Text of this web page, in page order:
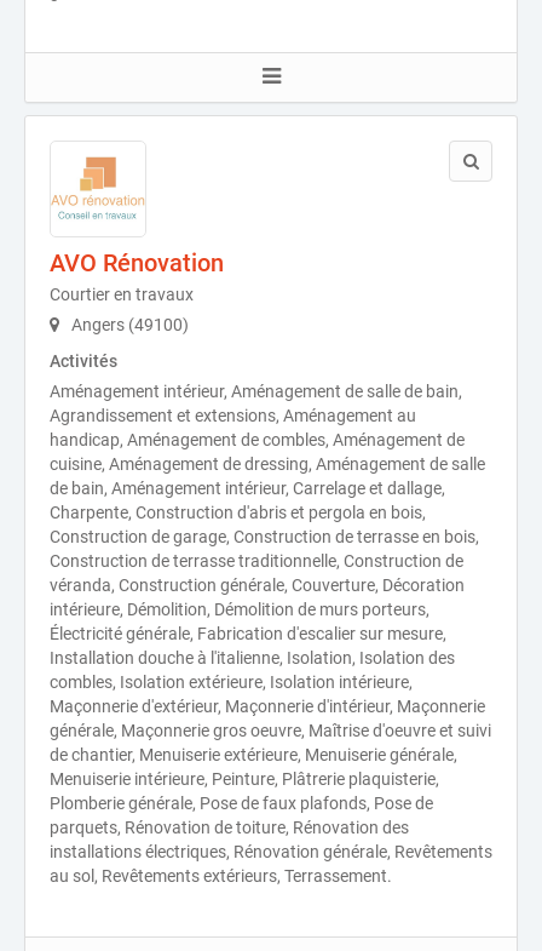
AVO Rénovation
Courtier en travaux
Angers (49100)
Activités
Aménagement intérieur, Aménagement de salle de bain,
Agrandissement et extensions, Aménagement au
handicap, Aménagement de combles, Aménagement de
cuisine, Aménagement de dressing, Aménagement de salle
de bain, Aménagement intérieur, Carrelage et dallage,
Charpente, Construction d'abris et pergola en bois,
Construction de garage, Construction de terrasse en bois,
Construction de terrasse traditionnelle, Construction de
véranda, Construction générale, Couverture, Décoration
intérieure, Démolition, Démolition de murs porteurs,
Électricité générale, Fabrication d'escalier sur mesure,
Installation douche à l'italienne, Isolation, Isolation des
combles, Isolation extérieure, Isolation intérieure,
Maçonnerie d'extérieur, Maçonnerie d'intérieur, Maçonnerie
générale, Maçonnerie gros oeuvre, Maîtrise d'oeuvre et suivi
de chantier, Menuiserie extérieure, Menuiserie générale,
Menuiserie intérieure, Peinture, Plâtrerie plaquisterie,
Plomberie générale, Pose de faux plafonds, Pose de
parquets, Rénovation de toiture, Rénovation des
installations électriques, Rénovation générale, Revêtements
au sol, Revêtements extérieurs, Terrassement.